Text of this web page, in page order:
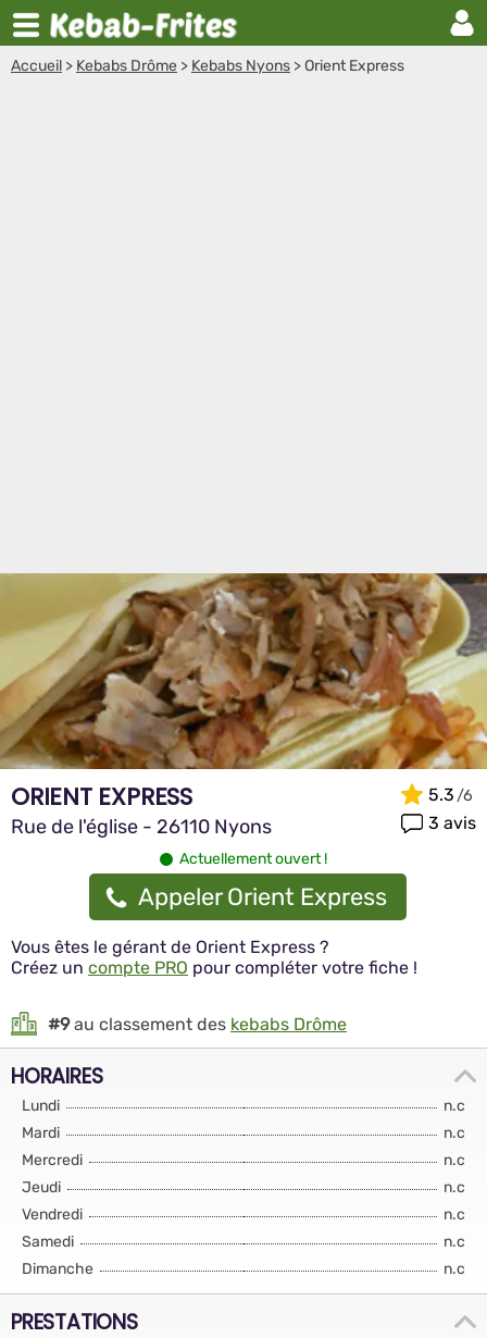
Accueil > Kebabs Drôme > Kebabs Nyons >Orient Express
ORIENT EXPRESS
Rue de l'église - 26110 Nyons
5.3
3 avis
Actuellement ouvert !
Appeler Orient Express
Vous êtes le gérant de Orient Express ?
Créez un compte PRO pour compléter votre fiche !
#9au classement des kebabs Drôme
HORAIRES
Lundi
n.c
Mardi
n.c
Mercredi
n.c
Jeudi
n.c
Vendredi
n.c
Samedi
n.c
Dimanche
n.c
PRESTATIONS